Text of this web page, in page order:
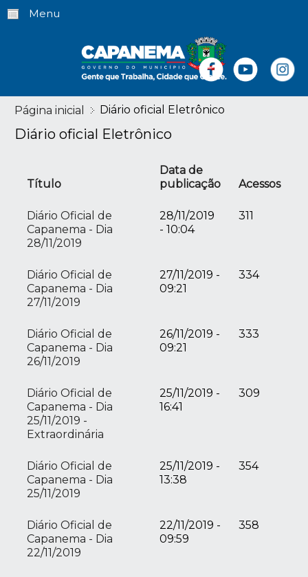
Menu
Página inicial Diário oficial Eletrônico
Diário oficial Eletrônico
Título
Data de
publicação
Acessos
Diário Oficial de
Capanema - Dia
28/11/2019
28/11/2019
- 10:04
311
Diário Oficial de
Capanema - Dia
27/11/2019
27/11/2019 -
09:21
334
Diário Oficial de
Capanema - Dia
26/11/2019
26/11/2019 -
09:21
333
Diário Oficial de
Capanema - Dia
25/11/2019 -
Extraordinária
25/11/2019 -
16:41
309
Diário Oficial de
Capanema - Dia
25/11/2019
25/11/2019 -
13:38
354
Diário Oficial de
Capanema - Dia
22/11/2019
22/11/2019 -
09:59
358